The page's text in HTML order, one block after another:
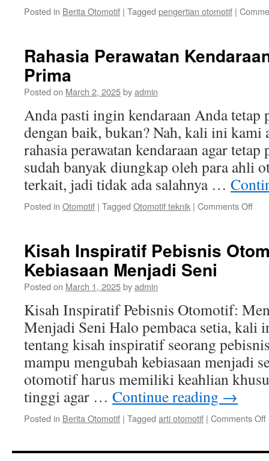
Posted in Berita Otomotif | Tagged pengertian otomotif |
Rahasia Perawatan
Prima
Posted on March 2, 2025byadmin
Anda pasti ingin kendaraan Anda tetap
dengan baik, bukan? Nah, kali ini kami
rahasia perawatan kendaraan agar
sudah banyak diungkap oleh para ahli
terkait, jadi tidak ada salahnya …
Posted in Otomotif | Tagged Otomotif teknik | Comments Offon
agar
Kisah Inspiratif Pebisnis
Kebiasaan Menjadi Seni
Posted on March 1, 2025byadmin
Kisah Inspiratif Pebisnis Otomotif:
Menjadi Seni Halo pembaca setia, kali
tentang kisah inspiratif seorang
mampu mengubah kebiasaan menjadi
otomotif harus memiliki keahlian
tinggi agar … Continue reading →
Posted in Berita Otomotif | Tagged arti otomotif | Comments Off